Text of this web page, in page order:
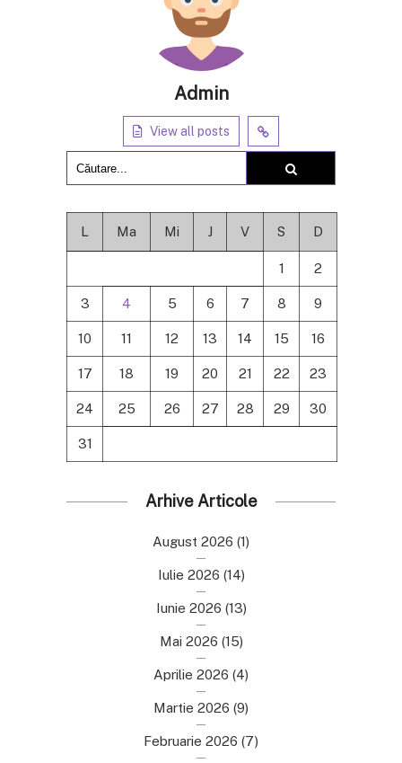
Admin
View all posts
L Ma Mi J V S D
1 2
3 4 5 6 7 8 9
10 11 12 13 14 15 16
17 18 19 20 21 22 23
24 25 26 27 28 29 30
31
Arhive Articole
August 2026 (1)
Iulie 2026 (14)
Iunie 2026 (13)
Mai 2026 (15)
Aprilie 2026 (4)
Martie 2026 (9)
Februarie 2026 (7)